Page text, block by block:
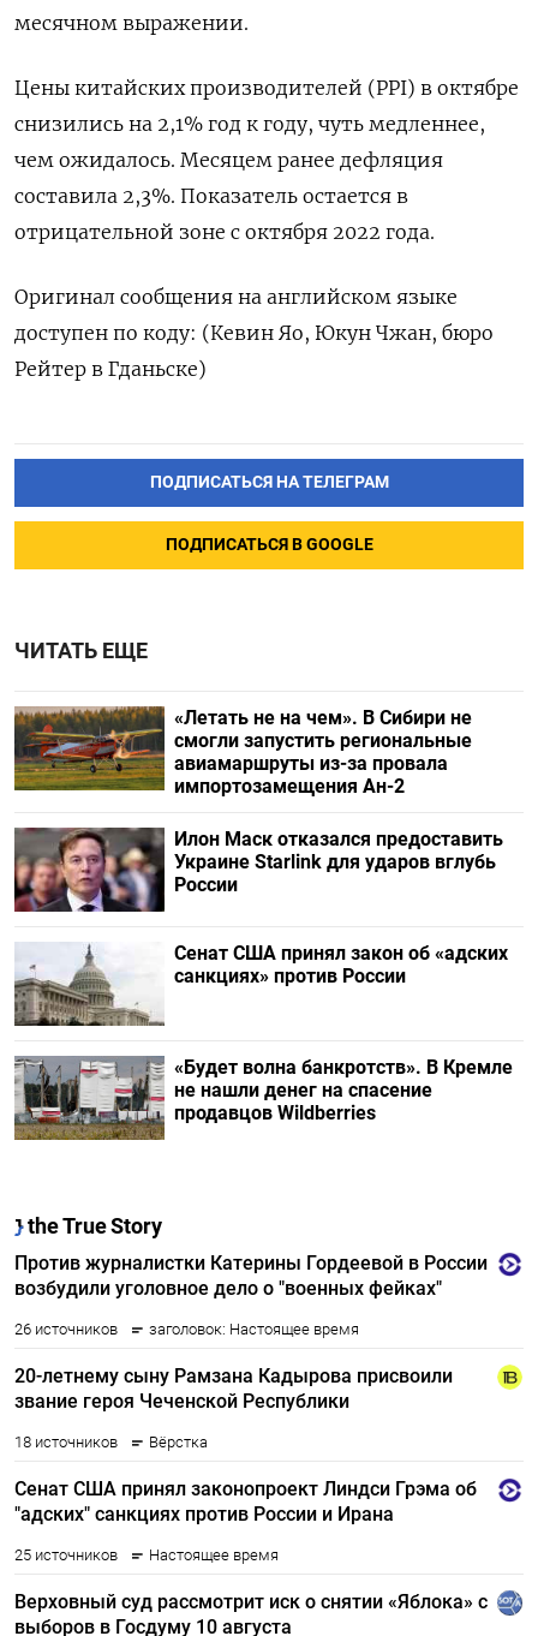
месячном выражении.
Цены китайских производителей (PPI) в октябре
снизились на 2,1% год к году, чуть медленнее,
чем ожидалось. Месяцем ранее дефляция
составила 2,3%. Показатель остается в
отрицательной зоне с октября 2022 года.
Оригинал сообщения на английском языке
доступен по коду: (Кевин Яо, Юкун Чжан, бюро
Рейтер в Гданьске)
ПОДПИСАТЬСЯ НА ТЕЛЕГРАМ
ПОДПИСАТЬСЯ В GOOGLE
ЧИТАТЬ ЕЩЕ
«Летать не на чем». В Сибири не
смогли запустить региональные
авиамаршруты из-за провала
импортозамещения Ан-2
Илон Маск отказался предоставить
Украине Starlink для ударов вглубь
России
Сенат США принял закон об «адских
санкциях» против России
«Будет волна банкротств». В Кремле
не нашли денег на спасение
продавцов Wildberries